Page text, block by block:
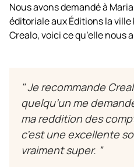
Nous avons demandé à
éditoriale aux Éditions la
Crealo, voici ce qu’elle nous
" Je recommande
quelqu’un me
ma reddition des
c’est une excellente
vraiment super. ”